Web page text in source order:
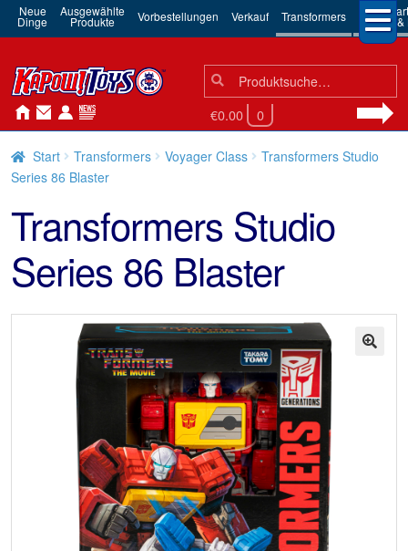
Neue
Dinge
Ausgewählte
Produkte Vorbestellungen Verkauf Transformers 3rd
Robots
Suchen
nach:
Suche
€0.00 0
Start Transformers Voyager Class
Transformers Studio
Series 86 Blaster
Transformers Studio
Series 86 Blaster